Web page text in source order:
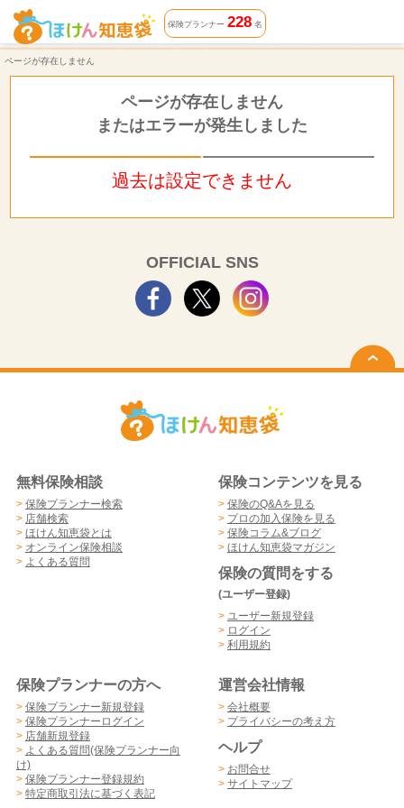
ページが存在しません | ほけん知恵袋
保険プランナー 228名
ページが存在しません
ページが存在しません
またはエラーが発生しました
過去は設定できません
OFFICIAL SNS
無料保険相談
> 保険プランナー検索
> 店舗検索
> ほけん知恵袋とは
> オンライン保険相談
> よくある質問
保険コンテンツを見る
> 保険のQ&Aを見る
> プロの加入保険を見る
> 保険コラム&ブログ
> ほけん知恵袋マガジン
保険の質問をする
(ユーザー登録)
> ユーザー新規登録
> ログイン
> 利用規約
保険プランナーの方へ
> 保険プランナー新規登録
> 保険プランナーログイン
> 店舗新規登録
> よくある質問(保険プランナー向
け)
> 保険プランナー登録規約
> 特定商取引法に基づく表記
運営会社情報
> 会社概要
> プライバシーの考え方
ヘルプ
> お問合せ
> サイトマップ